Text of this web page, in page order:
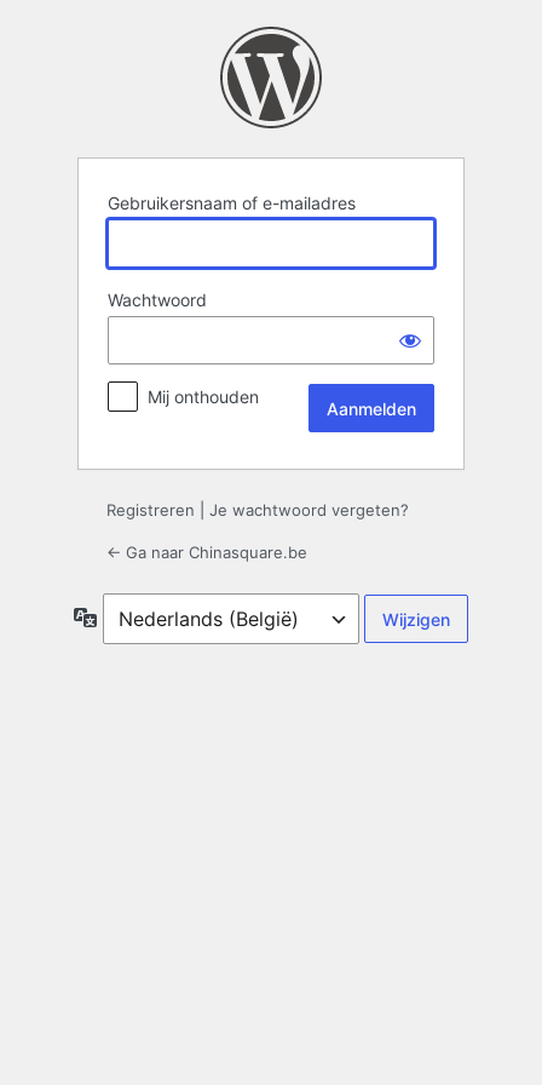
Gebruikersnaam of e-mailadres
Wachtwoord
Mij onthouden
Registreren Je wachtwoord vergeten?
← Ga naar Chinasquare.be
Taal